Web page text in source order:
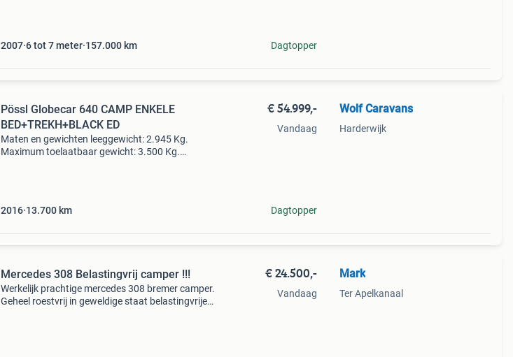
2007 6 tot 7 meter 157.000 km Dagtopper
Pössl Globecar 640 CAMP ENKELE
BED+TREKH+BLACK ED
Maten en gewichten leeggewicht: 2.945 Kg.
Maximum toelaatbaar gewicht: 3.500 Kg.
2016 13.700 km
€ 54.999,-
Vandaag
Dagtopper
Wolf Caravans
Harderwijk
Mercedes 308 Belastingvrij camper !!!
Werkelijk prachtige mercedes 308 bremer camper.
Geheel roestvrij in geweldige staat belastingvrije
€ 24.500,-
Vandaag
Mark
Ter Apelkanaal